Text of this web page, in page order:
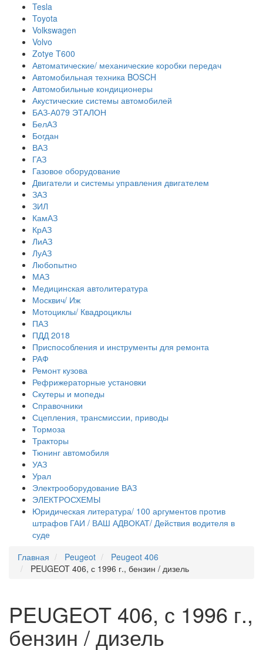
Tesla
Toyota
Volkswagen
Volvo
Zotye T600
Автоматические/ механические коробки передач
Автомобильная техника BOSCH
Автомобильные кондиционеры
Акустические системы автомобилей
БАЗ-А079 ЭТАЛОН
БелАЗ
Богдан
ВАЗ
ГАЗ
Газовое оборудование
Двигатели и системы управления двигателем
ЗАЗ
ЗИЛ
КамАЗ
КрАЗ
ЛиАЗ
ЛуАЗ
Любопытно
МАЗ
Медицинская автолитература
Москвич/ Иж
Мотоциклы/ Квадроциклы
ПАЗ
ПДД 2018
Приспособления и инструменты для ремонта
РАФ
Ремонт кузова
Рефрижераторные установки
Скутеры и мопеды
Справочники
Сцепления, трансмиссии, приводы
Тормоза
Тракторы
Тюнинг автомобиля
УАЗ
Урал
Электрооборудование ВАЗ
ЭЛЕКТРОСХЕМЫ
Юридическая литература/ 100 аргументов против
штрафов ГАИ / ВАШ АДВОКАТ/ Действия водителя в
суде
Главная
Peugeot
Peugeot 406
PEUGEOT 406, с 1996 г., бензин / дизель
PEUGEOT 406, с 1996 г.,
бензин / дизель